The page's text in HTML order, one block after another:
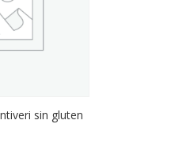
sin gluten